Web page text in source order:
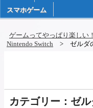
スマホゲーム
ゲームってやっぱり楽しい
Nintendo Switch
ゼルダ
カテゴリー：ゼ